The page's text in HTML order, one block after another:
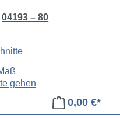
04193 – 80
0,00 €*